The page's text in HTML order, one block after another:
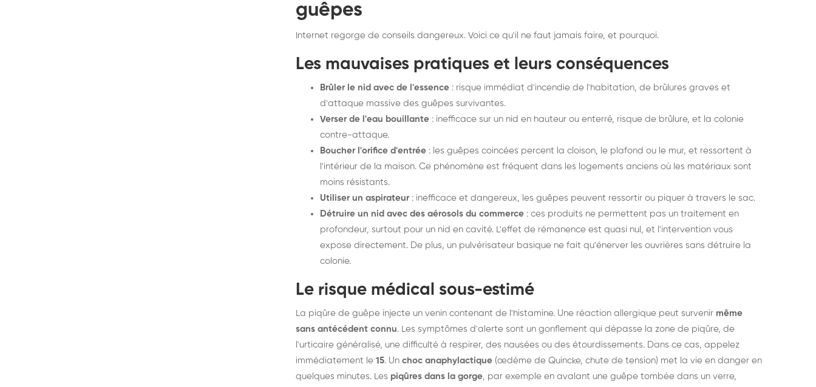
guêpes
Internet regorge de conseils dangereux. Voici ce qu'il ne faut jamais faire, et pourquoi.
Les mauvaises pratiques et leurs conséquences
Brûler le nid avec de l'essence : risque immédiat d'incendie de l'habitation, de brûlures graves et
d'attaque massive des guêpes survivantes.
Verser de l'eau bouillante : inefficace sur un nid en hauteur ou enterré, risque de brûlure, et la colonie
contre-attaque.
Boucher l'orifice d'entrée : les guêpes coincées percent la cloison, le plafond ou le mur, et ressortent à
l'intérieur de la maison. Ce phénomène est fréquent dans les logements anciens où les matériaux sont
moins résistants.
Utiliser un aspirateur : inefficace et dangereux, les guêpes peuvent ressortir ou piquer à travers le sac.
Détruire un nid avec des aérosols du commerce : ces produits ne permettent pas un traitement en
profondeur, surtout pour un nid en cavité. L'effet de rémanence est quasi nul, et l'intervention vous
expose directement. De plus, un pulvérisateur basique ne fait qu'énerver les ouvrières sans détruire la
colonie.
Le risque médical sous-estimé
La piqûre de guêpe injecte un venin contenant de l'histamine. Une réaction allergique peut survenir même
sans antécédent connu. Les symptômes d'alerte sont un gonflement qui dépasse la zone de piqûre, de
l'urticaire généralisé, une difficulté à respirer, des nausées ou des étourdissements. Dans ce cas, appelez
immédiatement le 15. Un choc anaphylactique (œdème de Quincke, chute de tension) met la vie en danger en
quelques minutes. Les piqûres dans la gorge, par exemple en avalant une guêpe tombée dans un verre,